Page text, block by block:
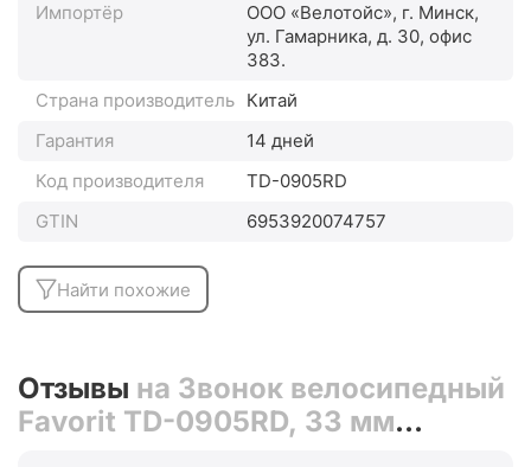
Импортёр
ООО «Велотойс», г. Минск,
ул. Гамарника, д. 30, офис
383.
Страна производитель Китай
Гарантия
14 дней
Код производителя
TD-0905RD
GTIN
6953920074757
Найти похожие
Отзывы на Звонок велосипедный
Favorit TD-0905RD, 33 мм